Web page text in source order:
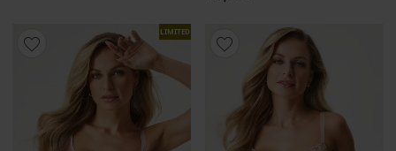
LIMITED